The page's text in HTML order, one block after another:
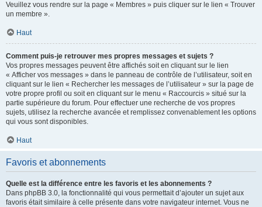
Veuillez vous rendre sur la page « Membres » puis cliquer sur le lien « Trouver
un membre ».
Haut
Comment puis-je retrouver mes propres messages et sujets ?
Vos propres messages peuvent être affichés soit en cliquant sur le lien
« Afficher vos messages » dans le panneau de contrôle de l’utilisateur, soit en
cliquant sur le lien « Rechercher les messages de l’utilisateur » sur la page de
votre propre profil ou soit en cliquant sur le menu « Raccourcis » situé sur la
partie supérieure du forum. Pour effectuer une recherche de vos propres
sujets, utilisez la recherche avancée et remplissez convenablement les options
qui vous sont disponibles.
Haut
Favoris et abonnements
Quelle est la différence entre les favoris et les abonnements ?
Dans phpBB 3.0, la fonctionnalité qui vous permettait d’ajouter un sujet aux
favoris était similaire à celle présente dans votre navigateur internet. Vous ne